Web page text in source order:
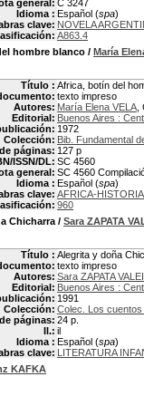
general: C 3247
Idioma : Español (spa)
clave: NOVELA
A863.4
hombre blanco / María
Título : Africa, botín del
texto impreso
Autores: María Elena VELA
Editorial: Buenos Aires :
1972
Colección: Bib. Fundamental
páginas: 127 p
ISSN/DL: SC 4560
general: SC 4560
Idioma : Español (spa)
clave: AFRICA-HISTORIA
960
Chicharra / Sara ZAPATA
Título : Alegrita y doña
texto impreso
Autores: Sara ZAPATA
Editorial: Buenos Aires :
1991
Colección: Colec. Los cuentos
páginas: 24 p.
Il.: il
Idioma : Español (spa)
clave: LITERATURA
KAFKA